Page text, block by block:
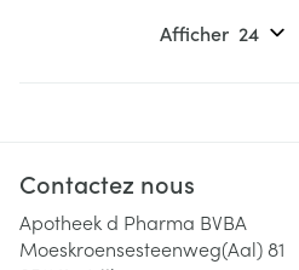
Afficher
Contactez nous
Apotheek d Pharma BVBA
Moeskroensesteenweg(Aal) 81